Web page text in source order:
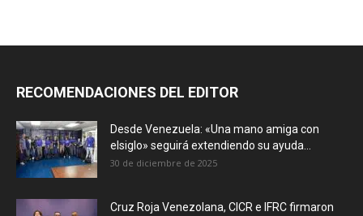
RECOMENDACIONES DEL EDITOR
Desde Venezuela: «Una mano amiga con
elsiglo» seguirá extendiendo su ayuda...
30 de diciembre de 2025
Cruz Roja Venezolana, CICR e IFRC firmaron